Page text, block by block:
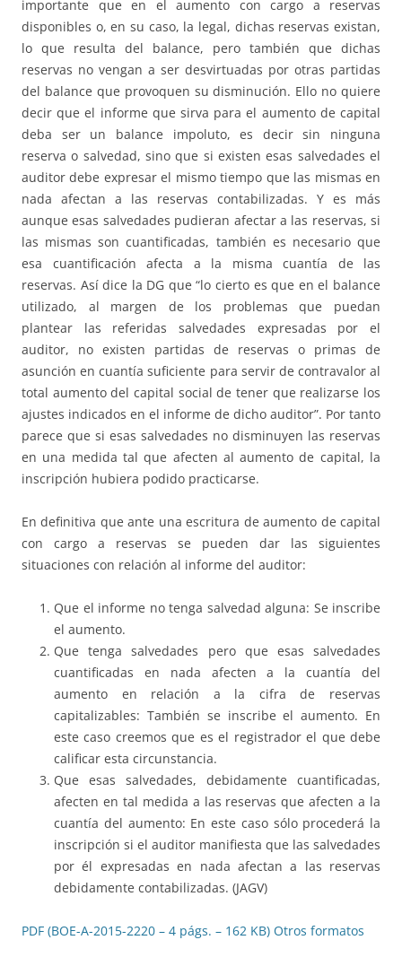
importante que en el aumento con cargo a reservas
disponibles o, en su caso, la legal, dichas reservas existan,
lo que resulta del balance, pero también que dichas
reservas no vengan a ser desvirtuadas por otras partidas
del balance que provoquen su disminución. Ello no quiere
decir que el informe que sirva para el aumento de capital
deba ser un balance impoluto, es decir sin ninguna
reserva o salvedad, sino que si existen esas salvedades el
auditor debe expresar el mismo tiempo que las mismas en
nada afectan a las reservas contabilizadas. Y es más
aunque esas salvedades pudieran afectar a las reservas, si
las mismas son cuantificadas, también es necesario que
esa cuantificación afecta a la misma cuantía de las
reservas. Así dice la DG que “lo cierto es que en el balance
utilizado, al margen de los problemas que puedan
plantear las referidas salvedades expresadas por el
auditor, no existen partidas de reservas o primas de
asunción en cuantía suficiente para servir de contravalor al
total aumento del capital social de tener que realizarse los
ajustes indicados en el informe de dicho auditor”. Por tanto
parece que si esas salvedades no disminuyen las reservas
en una medida tal que afecten al aumento de capital, la
inscripción hubiera podido practicarse.
En definitiva que ante una escritura de aumento de capital
con cargo a reservas se pueden dar las siguientes
situaciones con relación al informe del auditor:
Que el informe no tenga salvedad alguna: Se inscribe
el aumento.
Que tenga salvedades pero que esas salvedades
cuantificadas en nada afecten a la cuantía del
aumento en relación a la cifra de reservas
capitalizables: También se inscribe el aumento. En
este caso creemos que es el registrador el que debe
calificar esta circunstancia.
Que esas salvedades, debidamente cuantificadas,
afecten en tal medida a las reservas que afecten a la
cuantía del aumento: En este caso sólo procederá la
inscripción si el auditor manifiesta que las salvedades
por él expresadas en nada afectan a las reservas
debidamente contabilizadas. (JAGV)
PDF (BOE-A-2015-2220 – 4 págs. – 162 KB) Otros formatos